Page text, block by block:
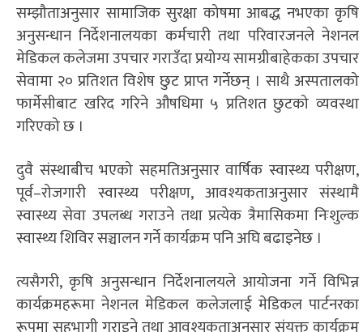
सम्झौताअनुसार सामाजिक सुरक्षा कोषमा आबद्ध नभएका कृषि
अनुसन्धान निर्देशनालयका कर्मचारी तथा परिवारजनले नेशनल
मेडिकल कलेजमा उपचार गराउँदा प्रयोग्य सामग्रीबाहेकका उपचार
सेवामा २० प्रतिशत विशेष छुट प्राप्त गर्नेछन् । साथै अस्पतालको
फार्मेसीबाट खरिद गरिने औषधिमा ५ प्रतिशत छुटको व्यवस्था
गरिएको छ ।
दुवै संस्थाबीच भएको सहमतिअनुसार वार्षिक स्वास्थ्य परीक्षण,
पूर्व–रोजगारी स्वास्थ्य परीक्षण, आवश्यकताअनुसार संस्थामै
स्वास्थ्य सेवा उपलब्ध गराउने तथा प्रत्येक त्रैमासिकमा निःशुल्क
स्वास्थ्य शिविर सञ्चालन गर्ने कार्यक्रम पनि अघि बढाइनेछ ।
त्यसैगरी, कृषि अनुसन्धान निर्देशनालयले आयोजना गर्ने विभिन्न
कार्यक्रमहरूमा नेशनल मेडिकल कलेजलाई मेडिकल पार्टनरका